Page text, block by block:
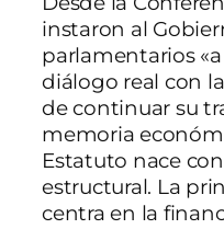
instaron al
parlamentarios
diálogo real con
de continuar su
memoria
Estatuto nace
estructural. La
centra en la